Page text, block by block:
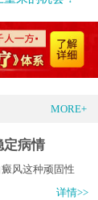
MORE+
定病情
风这种顽固性
详情>>